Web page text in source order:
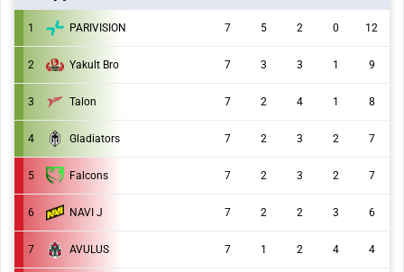
1 PARIVISION 7 5 2 0 12
2 Yakult Bro 7 3 3 1 9
3 Talon 7 2 4 1 8
4 Gladiators 7 2 3 2 7
5 Falcons 7 2 3 2 7
6 NAVI J 7 2 2 3 6
7 AVULUS 7 1 2 4 4